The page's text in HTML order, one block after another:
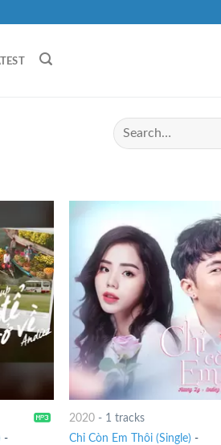
-
2020 - 1 tracks
Chỉ Còn Em Thôi (Single) -